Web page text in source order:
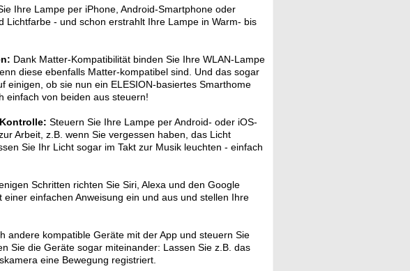
Ihre Lampe per iPhone, Android-Smartphone oder
Lichtfarbe - und schon erstrahlt Ihre Lampe in Warm- bis
Dank Matter-Kompatibilität binden Sie Ihre WLAN-Lampe
diese ebenfalls Matter-kompatibel sind. Und das sogar
einigen, ob sie nun ein ELESION-basiertes Smarthome
einfach von beiden aus steuern!
Steuern Sie Ihre Lampe per Android- oder iOS-
Arbeit, z.B. wenn Sie vergessen haben, das Licht
Sie Ihr Licht sogar im Takt zur Musik leuchten - einfach
Schritten richten Sie Siri, Alexa und den Google
einfachen Anweisung ein und aus und stellen Ihre
andere kompatible Geräte mit der App und steuern Sie
Sie die Geräte sogar miteinander: Lassen Sie z.B. das
eine Bewegung registriert.